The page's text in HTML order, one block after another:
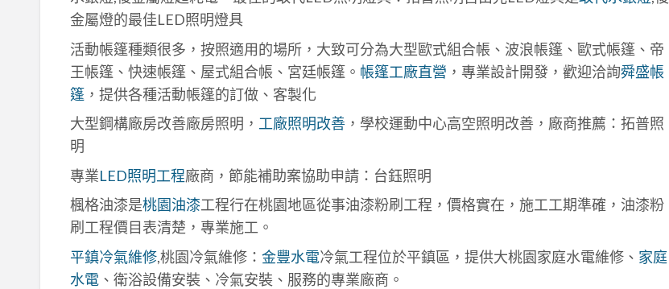
金屬燈的最佳LED照明燈具
活動帳篷種類很多，按照適用的場所，大致可分為大型歐式組合帳、波浪帳篷、歐式帳篷、帝
王帳篷、快速帳篷、屋式組合帳、宮廷帳篷。 帳篷工廠直營 ，專業設計開發，歡迎洽詢舜盛帳
篷，提供各種活動帳篷的訂做、客製化
大型鋼構廠房改善廠房照明， 工廠照明改善，學校運動中心高空照明改善，廠商推薦：拓普照
明
專業LED照明工程廠商，節能補助案協助申請：台鈺照明
楓格油漆是桃園油漆工程行在桃園地區從事油漆粉刷工程，價格實在，施工工期準確，油漆粉
刷工程價目表清楚，專業施工。
平鎮冷氣維修,桃園冷氣維修： 金豐水電冷氣工程位於平鎮區，提供大桃園家庭水電維修、 家庭
水電、衛浴設備安裝、冷氣安裝、服務的專業廠商。